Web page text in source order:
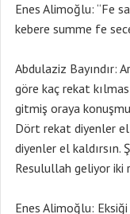
Enes Alimoğlu: “Fe
kebere summe fe
Abdulaziz Bayındır:
göre kaç rekat
gitmiş oraya
Dört rekat diyenler el
diyenler el kaldırsın.
Resulullah geliyor iki
Enes Alimoğlu: